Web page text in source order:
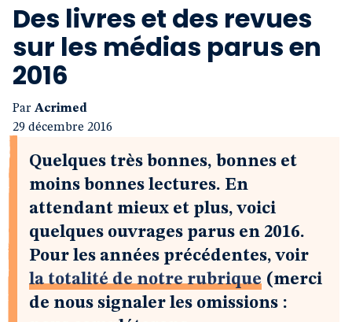
Notre revue
Boutique
Des livres et des revues
sur les médias parus en
2016
Par Acrimed
29 décembre 2016
Quelques très bonnes, bonnes et
moins bonnes lectures. En
attendant mieux et plus, voici
quelques ouvrages parus en 2016.
Pour les années précédentes, voir
la totalité de notre rubrique (merci
de nous signaler les omissions :